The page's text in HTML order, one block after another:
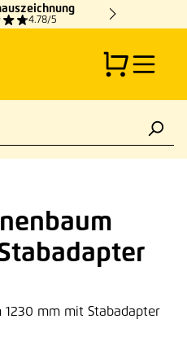
4.78/5